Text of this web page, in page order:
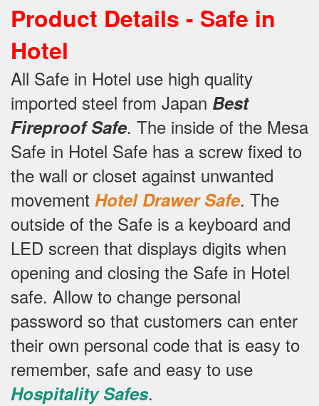
Product Details - Safe in
Hotel
All Safe in Hotel use high quality
imported steel from Japan Best
Fireproof Safe. The inside of the Mesa
Safe in Hotel Safe has a screw fixed to
the wall or closet against unwanted
movement Hotel Drawer Safe. The
outside of the Safe is a keyboard and
LED screen that displays digits when
opening and closing the Safe in Hotel
safe. Allow to change personal
password so that customers can enter
their own personal code that is easy to
remember, safe and easy to use
Hospitality Safes.